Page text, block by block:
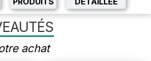
achat